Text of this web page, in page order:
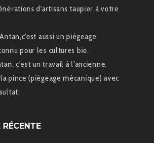
d'artisans taupier à votre
aussi un piégeage
pour les cultures bio.
c'est un travail à l'ancienne,
pince (piégeage mécanique) avec